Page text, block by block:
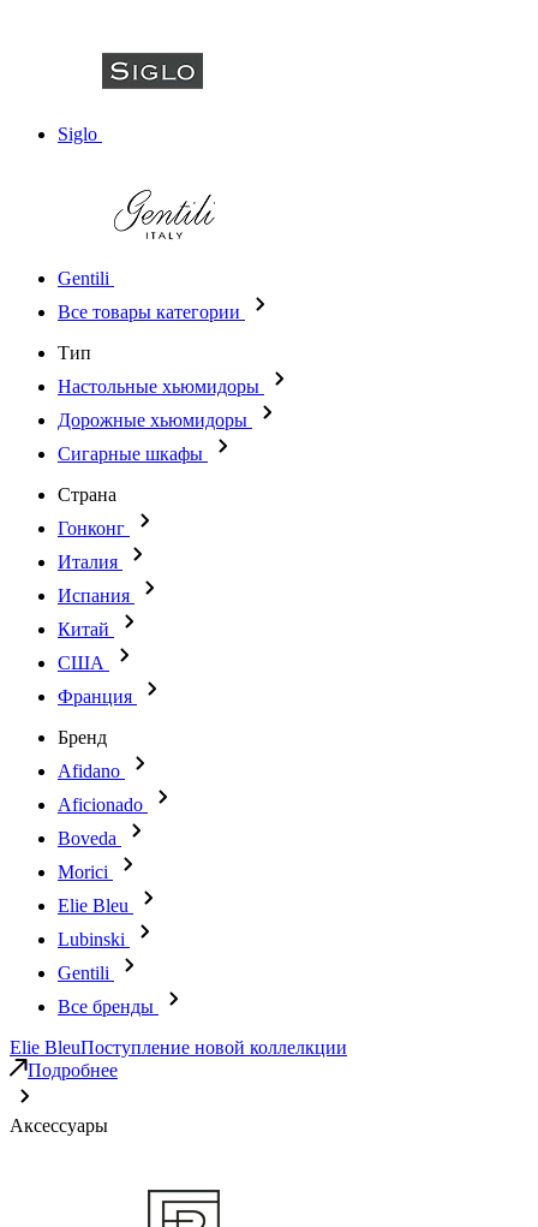
Siglo
Gentili
Все товары категории
Тип
Настольные хьюмидоры
Дорожные хьюмидоры
Сигарные шкафы
Страна
Гонконг
Италия
Испания
Китай
США
Франция
Бренд
Afidano
Aficionado
Boveda
Morici
Elie Bleu
Lubinski
Gentili
Все бренды
Elie BleuПоступление новой коллелкции
Подробнее
Аксессуары